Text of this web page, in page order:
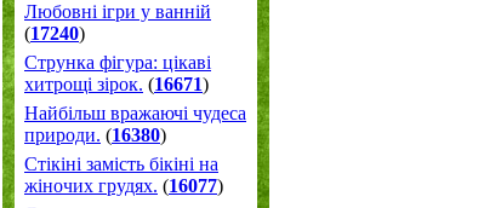
Любовні ігри у ванній
(17240)
Струнка фігура: цікаві
хитрощі зірок. (16671)
Найбільш вражаючі чудеса
природи. (16380)
Стікіні замість бікіні на
жіночих грудях. (16077)